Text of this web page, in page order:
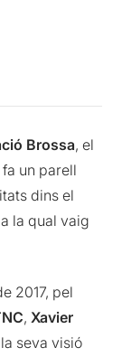
Brossa, el
un parell
dins el
la qual vaig
2017, pel
, Xavier
seva visió